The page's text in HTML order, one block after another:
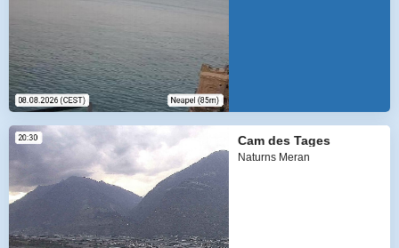
Cam des Tages
Naturns Meran